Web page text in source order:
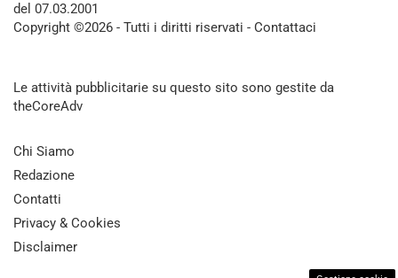
del 07.03.2001
Copyright ©2026 - Tutti i diritti riservati - Contattaci
Le attività pubblicitarie su questo sito sono gestite da
theCoreAdv
Chi Siamo
Redazione
Contatti
Privacy & Cookies
Disclaimer